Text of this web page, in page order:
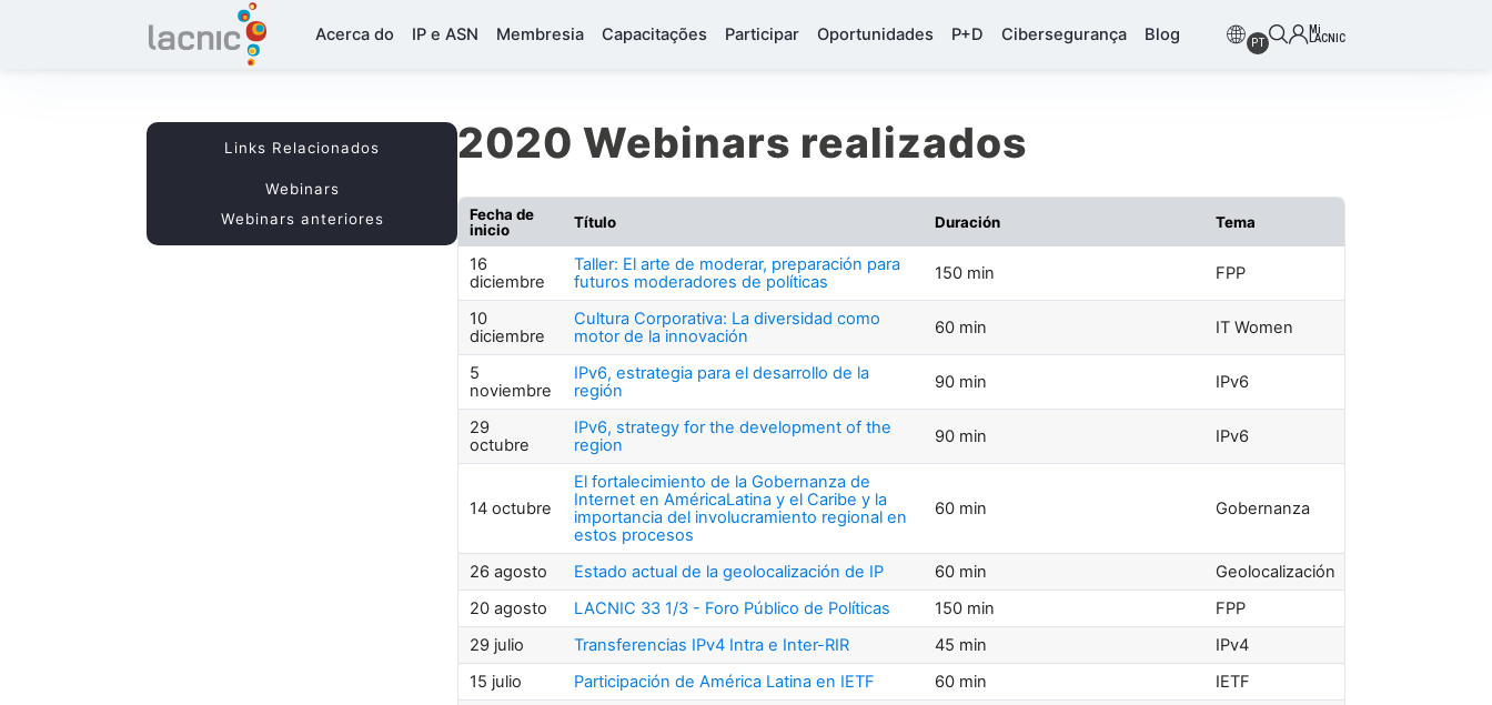
Acerca do IP e ASN Membresia Capacitações Participar Oportunidades P+D Cibersegurança Blog PT
Mi
LACNIC
2020 Webinars realizados
Fecha de
inicio
Título Duración Tema
16
diciembre
Taller: El arte de moderar, preparación para
futuros moderadores de políticas
150 min FPP
10
diciembre
Cultura Corporativa: La diversidad como
motor de la innovación
60 min IT Women
5
noviembre
IPv6, estrategia para el desarrollo de la
región
90 min IPv6
29
octubre
IPv6, strategy for the development of the
region
90 min IPv6
14 octubre
El fortalecimiento de la Gobernanza de
Internet en AméricaLatina y el Caribe y la
importancia del involucramiento regional en
estos procesos
60 min Gobernanza
26 agosto Estado actual de la geolocalización de IP 60 min
Geolocalización
20 agosto
LACNIC 33 1/3 - Foro Público de Políticas 150 min
FPP
29 julio
Transferencias IPv4 Intra e Inter-RIR 45 min
IPv4
15 julio
Participación de América Latina en IETF 60 min IETF
Links Relacionados
Webinars
Webinars anteriores